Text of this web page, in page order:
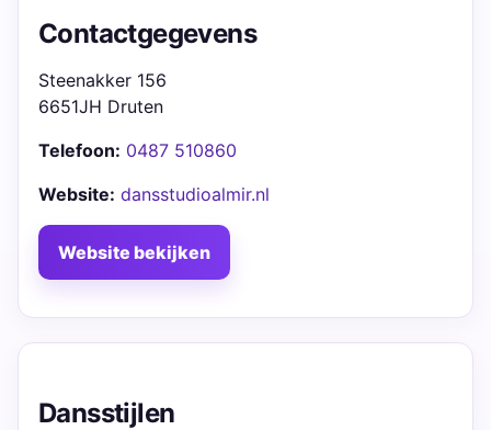
Contactgegevens
Steenakker 156
6651JH Druten
Telefoon: 0487 510860
Website: dansstudioalmir.nl
Website bekijken
Dansstijlen